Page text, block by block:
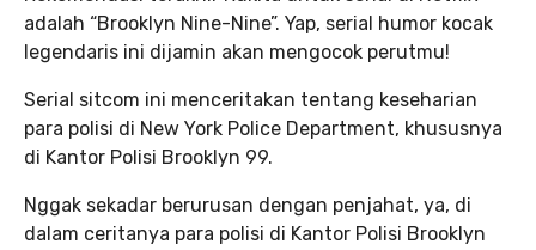
adalah “Brooklyn Nine-Nine”. Yap, serial humor kocak
legendaris ini dijamin akan mengocok perutmu!
Serial sitcom ini menceritakan tentang keseharian
para polisi di New York Police Department, khususnya
di Kantor Polisi Brooklyn 99.
Nggak sekadar berurusan dengan penjahat, ya, di
dalam ceritanya para polisi di Kantor Polisi Brooklyn